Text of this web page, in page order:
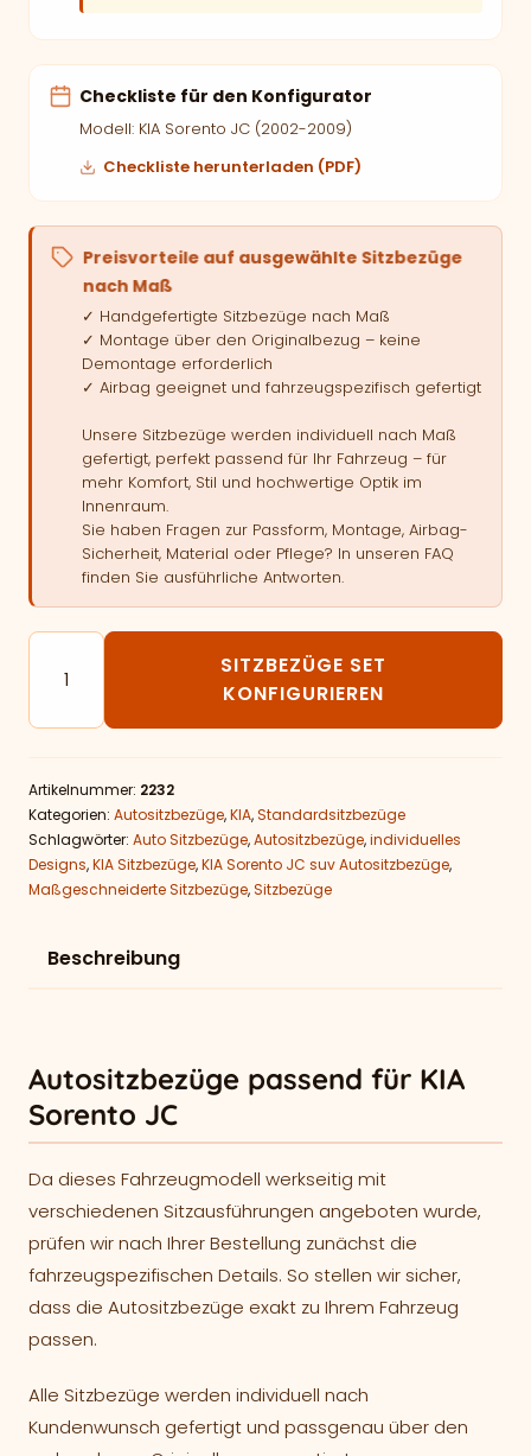
Checkliste für den Konfigurator
Modell: KIA Sorento JC (2002-2009)
Checkliste herunterladen (PDF)
Preisvorteile auf ausgewählte Sitzbezüge
nach Maß
✓ Handgefertigte Sitzbezüge nach Maß
✓ Montage über den Originalbezug – keine
Demontage erforderlich
✓ Airbag geeignet und fahrzeugspezifisch gefertigt
Unsere Sitzbezüge werden individuell nach Maß
gefertigt, perfekt passend für Ihr Fahrzeug – für
mehr Komfort, Stil und hochwertige Optik im
Innenraum.
Sie haben Fragen zur Passform, Montage, Airbag-
Sicherheit, Material oder Pflege? In unseren FAQ
finden Sie ausführliche Antworten.
Autositzbezüge passend für KIA Sorento JC Menge
SITZBEZÜGE SET
KONFIGURIEREN
Artikelnummer: 2232
Kategorien: Autositzbezüge,KIA,Standardsitzbezüge
Schlagwörter: Auto Sitzbezüge,Autositzbezüge,individuelles
Designs,KIA Sitzbezüge,KIA Sorento JC suv Autositzbezüge,
Maßgeschneiderte Sitzbezüge,Sitzbezüge
Beschreibung
Autositzbezüge passend für KIA
Sorento JC
Da dieses Fahrzeugmodell werkseitig mit
verschiedenen Sitzausführungen angeboten wurde,
prüfen wir nach Ihrer Bestellung zunächst die
fahrzeugspezifischen Details. So stellen wir sicher,
dass die Autositzbezüge exakt zu Ihrem Fahrzeug
passen.
Alle Sitzbezüge werden individuell nach
Kundenwunsch gefertigt und passgenau über den